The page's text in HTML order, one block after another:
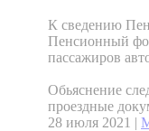
К сведению
Пенсионный
пассажиров
Обьяснение
проездные
28 июля 2021 |